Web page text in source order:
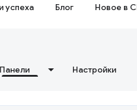
успеха Блог Новое в
Панели Настройки